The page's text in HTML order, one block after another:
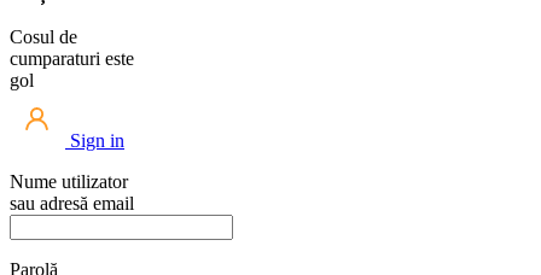
Cosul de
cumparaturi este
gol
Sign in
Nume utilizator
sau adresă email
Parolă